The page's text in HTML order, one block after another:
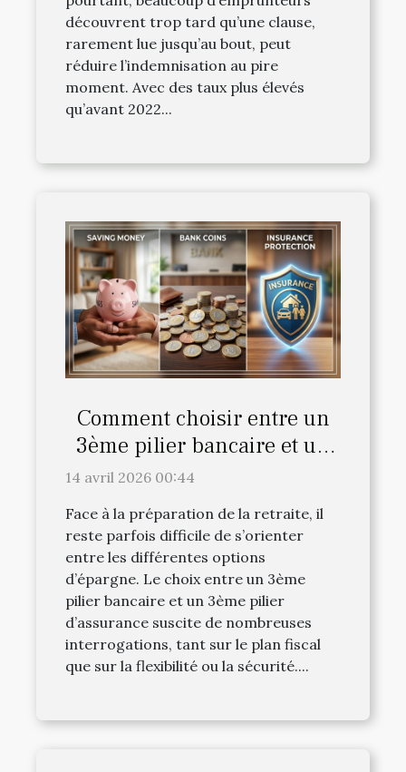
découvrent trop tard qu’une clause,
rarement lue jusqu’au bout, peut
réduire l’indemnisation au pire
moment. Avec des taux plus élevés
qu’avant 2022...
Comment choisir entre un
3ème pilier bancaire et un
3ème pilier d'assurance ?
14 avril 2026 00:44
Face à la préparation de la retraite, il
reste parfois difficile de s’orienter
entre les différentes options
d’épargne. Le choix entre un 3ème
pilier bancaire et un 3ème pilier
d’assurance suscite de nombreuses
interrogations, tant sur le plan fiscal
que sur la flexibilité ou la sécurité....